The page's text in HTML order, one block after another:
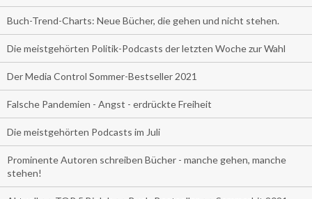
Buch-Trend-Charts: Neue Bücher, die gehen und nicht stehen.
Die meistgehörten Politik-Podcasts der letzten Woche zur Wahl
Der Media Control Sommer-Bestseller 2021
Falsche Pandemien - Angst - erdrückte Freiheit
Die meistgehörten Podcasts im Juli
Prominente Autoren schreiben Bücher - manche gehen, manche
stehen!